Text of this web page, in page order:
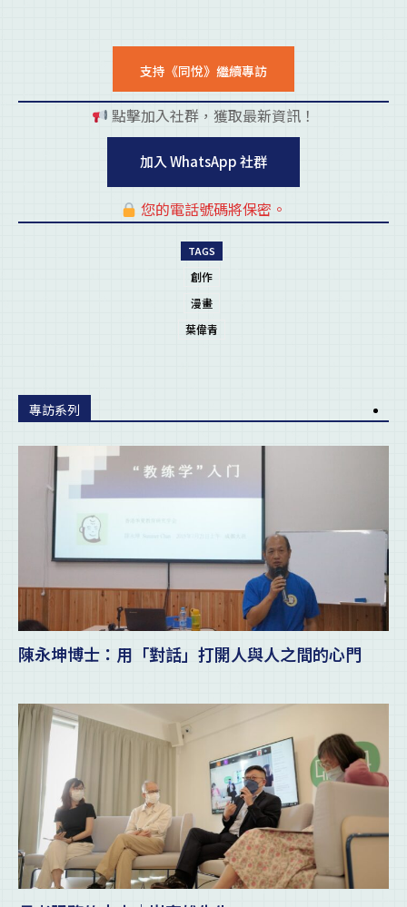
支持《同悅》繼續專訪
點擊加入社群，獲取最新資訊！
加入 WhatsApp 社群
您的電話號碼將保密。
TAGS
創作
漫畫
葉偉青
專訪系列
陳永坤博士：用「對話」打開人與人之間的心門